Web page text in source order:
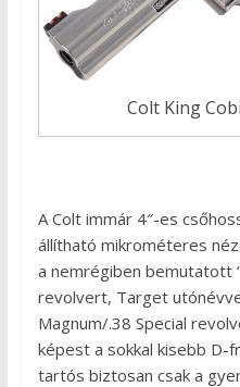
Colt King
A Colt immár 4″-es
állítható mikrométeres
a nemrégiben bemutatott
revolvert, Target
Magnum/.38 Special
képest a sokkal kisebb D-
tartós biztosan csak a